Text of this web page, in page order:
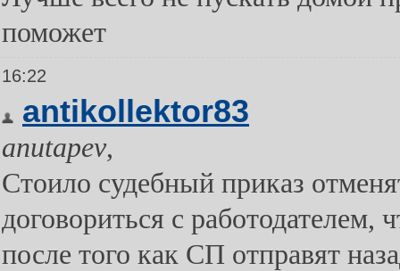
поможет
16:22
antikollektor83
anutapev,
Стоило судебный приказ
договориться с
после того как СП отправят